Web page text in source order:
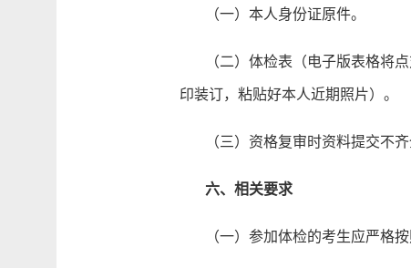
（一）本人身份证原件。
（二）体检表（电子版表格将点
印装订，粘贴好本人近期照片）。
（三）资格复审时资料提交不齐
六、相关要求
（一）参加体检的考生应严格按